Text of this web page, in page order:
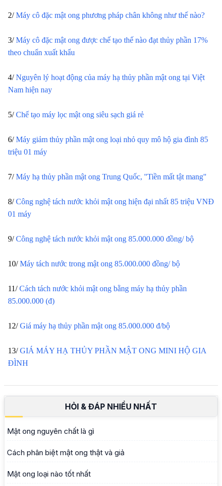
2/ Máy cô đặc mật ong phương pháp chân không như thế nào?
3/ Máy cô đặc mật ong được chế tạo thế nào đạt thủy phần 17%
theo chuẩn xuất khẩu
4/ Nguyên lý hoạt động của máy hạ thủy phần mật ong tại Việt
Nam hiện nay
5/ Chế tạo máy lọc mật ong siêu sạch giá rẻ
6/ Máy giảm thủy phần mật ong loại nhỏ quy mô hộ gia đình 85
triệu 01 máy
7/ Máy hạ thủy phần mật ong Trung Quốc, ''Tiền mất tật mang"
8/ Công nghệ tách nước khỏi mật ong hiện đại nhất 85 triệu VNĐ
01 máy
9/ Công nghệ tách nước khỏi mật ong 85.000.000 đồng/ bộ
10/ Máy tách nước trong mật ong 85.000.000 đồng/ bộ
11/ Cách tách nước khỏi mật ong bằng máy hạ thủy phần
85.000.000 (đ)
12/ Giá máy hạ thủy phần mật ong 85.000.000 đ/bộ
13/ GIÁ MÁY HẠ THỦY PHẦN MẬT ONG MINI HỘ GIA
ĐÌNH
HỎI & ĐÁP NHIỀU NHẤT
Mật ong nguyên chất là gì
Cách phân biệt mật ong thật và giả
Mật ong loại nào tốt nhất